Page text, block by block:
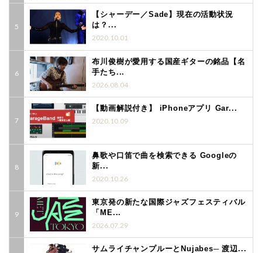
【シャーデー／Sade】現在の活動状況
は？...
2020.10.01
布川俊樹が愛用する国産ギターの銘品【名
手たち...
2026.08.04
【動画解説付き】 iPhoneアプリ Gar...
2020.10.09
鼻歌や口笛で曲を検索できる Googleの
新...
2020.10.26
東京発の新たな国際ジャズフェスティバル
「ME...
2026.07.29
サムライチャンプルーとNujabes─ 渡辺...